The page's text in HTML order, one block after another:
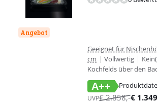
Angebot
Geeignet für
cm | Vollwertig |
Kochfelds über den
A++
wird in neuem Tab geöffnetUVP€2.858,-€ 1.349